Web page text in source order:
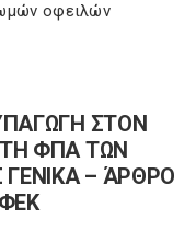
οφειλών
ΣΤΟΝ
ΦΠΑ ΤΩΝ
ΓΕΝΙΚΑ – ΆΡΘΡΟ